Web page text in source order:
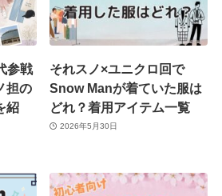
参戦
担の
紹
それスノ×ユニクロ回で
Snow Manが着ていた服は
どれ？着用アイテム一覧
2026年5月30日